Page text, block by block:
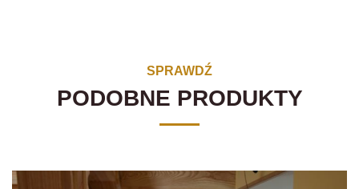
SPRAWDŹ
PODOBNE PRODUKTY